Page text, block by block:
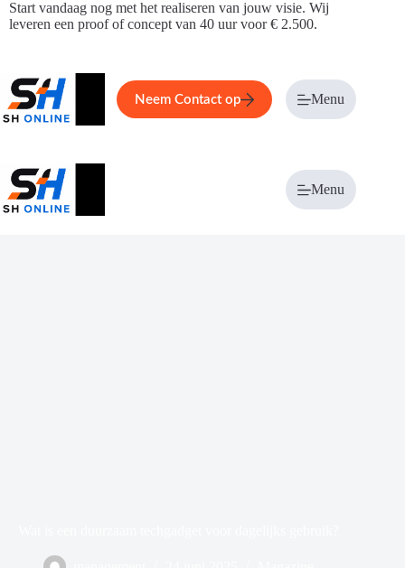
Ga
naar
Start vandaag nog met het realiseren van jouw visie. Wij
leveren een proof of concept van 40 uur voor € 2.500.
Home Service Over ons
Neem Contact op Menu
Menu